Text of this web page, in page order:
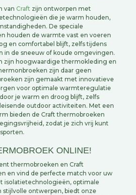
van Craft zijn ontworpen met
die je warm houden,
De speciale
houden de warmte vast en voeren
en comfortabel blijft, zelfs tijdens
in de sneeuw of koude omgevingen.
zijn hoogwaardige thermokleding en
zijn daar geen
zijn gemaakt met innovatieve
voor optimale warmteregulatie
je warm en droog blijft, zelfs
outdoor activiteiten. Met een
bieden de Craft thermobroeken
zodat je zich vrij kunt
ONLINE!
thermobroeken en Craft
en vind de perfecte match voor uw
isolatietechnologieën, optimale
ontwerpen, biedt onze